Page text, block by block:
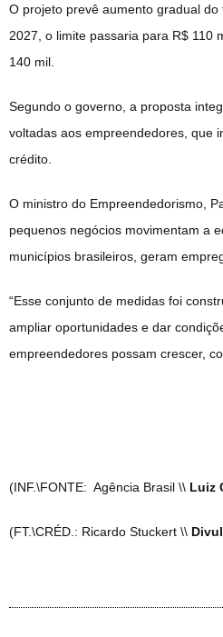
O projeto prevê aumento gradual
2027, o limite passaria para R$ 110
140 mil.
Segundo o governo, a proposta
voltadas aos empreendedores, que
crédito.
O ministro do Empreendedorismo,
pequenos negócios movimentam a
municípios brasileiros, geram
“Esse conjunto de medidas foi
ampliar oportunidades e dar
empreendedores possam crescer,
(INF.\FONTE: Agência Brasil \\ Luiz
(FT.\CRÉD.: Ricardo Stuckert \\